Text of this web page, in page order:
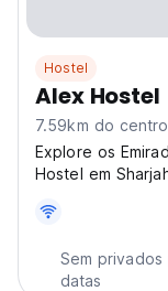
Hostel
Alex Hostel
7.59km do
Explore os
Hostel em
para descobrir a
outros viajantes.
Sem privados
datas